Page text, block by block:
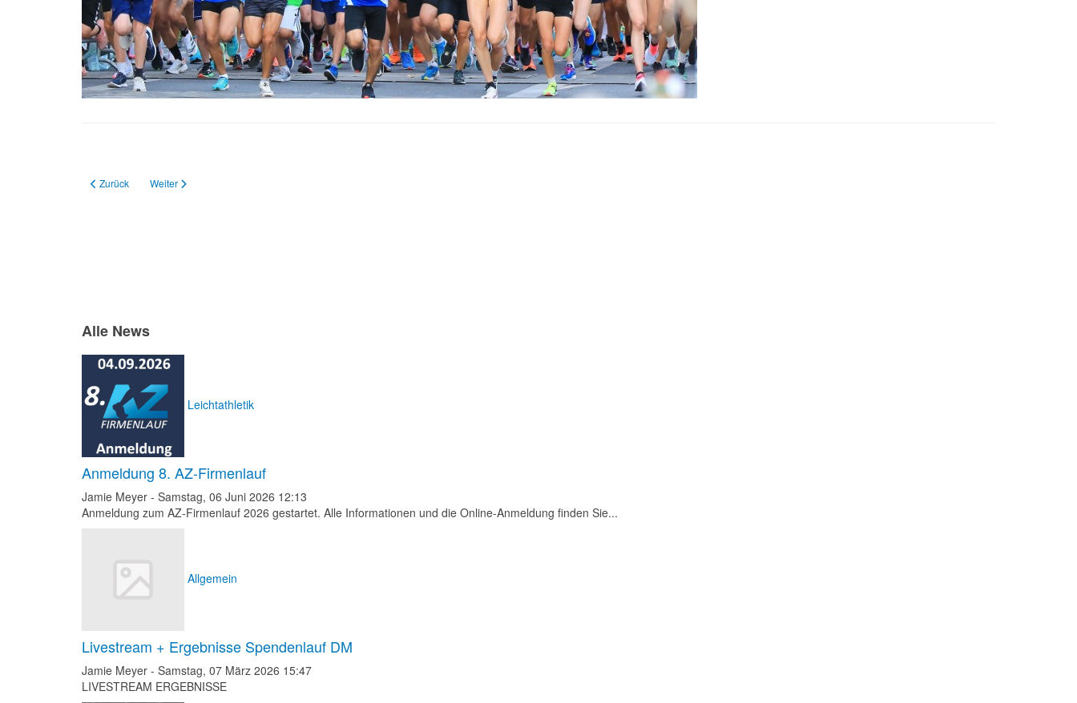
Vorheriger Beitrag: Jedermann- und Kinderläufe im Rahmen der LM im Straßenlauf am 25.09.2021
Zurück Nächster Beitrag: Gold und Silber bei den Norddeutschen Meisterschaften in Berlin
Weiter
Alle News
Leichtathletik
Anmeldung 8. AZ-Firmenlauf
Jamie Meyer - Samstag, 06 Juni 2026 12:13
Anmeldung zum AZ-Firmenlauf 2026 gestartet. Alle Informationen und die Online-Anmeldung finden Sie...
Allgemein
Livestream + Ergebnisse Spendenlauf DM
Jamie Meyer - Samstag, 07 März 2026 15:47
LIVESTREAM ERGEBNISSE